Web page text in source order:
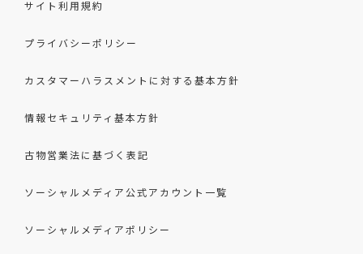
サイト利用規約
プライバシーポリシー
カスタマーハラスメントに対する基本方針
情報セキュリティ基本方針
古物営業法に基づく表記
ソーシャルメディア公式アカウント一覧
ソーシャルメディアポリシー